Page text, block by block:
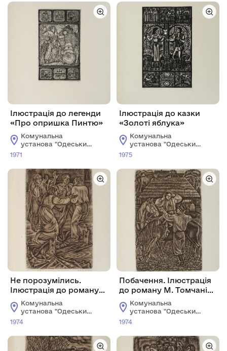
Ілюстрація до легенди
«Про опришка Пинтю»
Комунальна
установа "Одеський
національний
1971
Ілюстрація до казки
«Золоті яблука»
Комунальна
установа "Одеський
національний
1975
Не порозумілись.
Ілюстрація до роману
М. Томчанія «Жменяки»
Комунальна
установа "Одеський
національний
1974
Побачення. Ілюстрація
до роману М. Томчанія
«Жменяки»
Комунальна
установа "Одеський
національний
1974